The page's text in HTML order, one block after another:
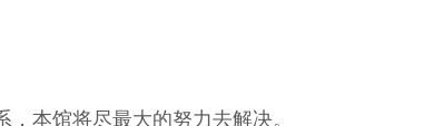
本馆将尽最大的努力去解决。